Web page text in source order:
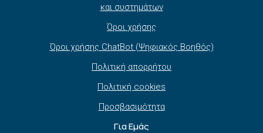
και συστημάτων
Όροι χρήσης
Όροι χρήσης ChatBot (Ψηφιακός Βοηθός)
Πολιτική απορρήτου
Πολιτική cookies
Προσβασιμότητα
Για Εμάς